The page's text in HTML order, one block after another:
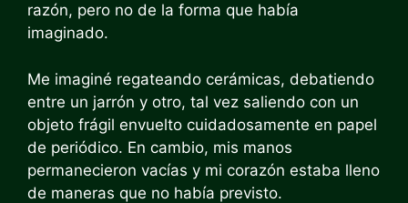
razón, pero no de la forma que había
imaginado.
Me imaginé regateando cerámicas, debatiendo
entre un jarrón y otro, tal vez saliendo con un
objeto frágil envuelto cuidadosamente en papel
de periódico. En cambio, mis manos
permanecieron vacías y mi corazón estaba lleno
de maneras que no había previsto.